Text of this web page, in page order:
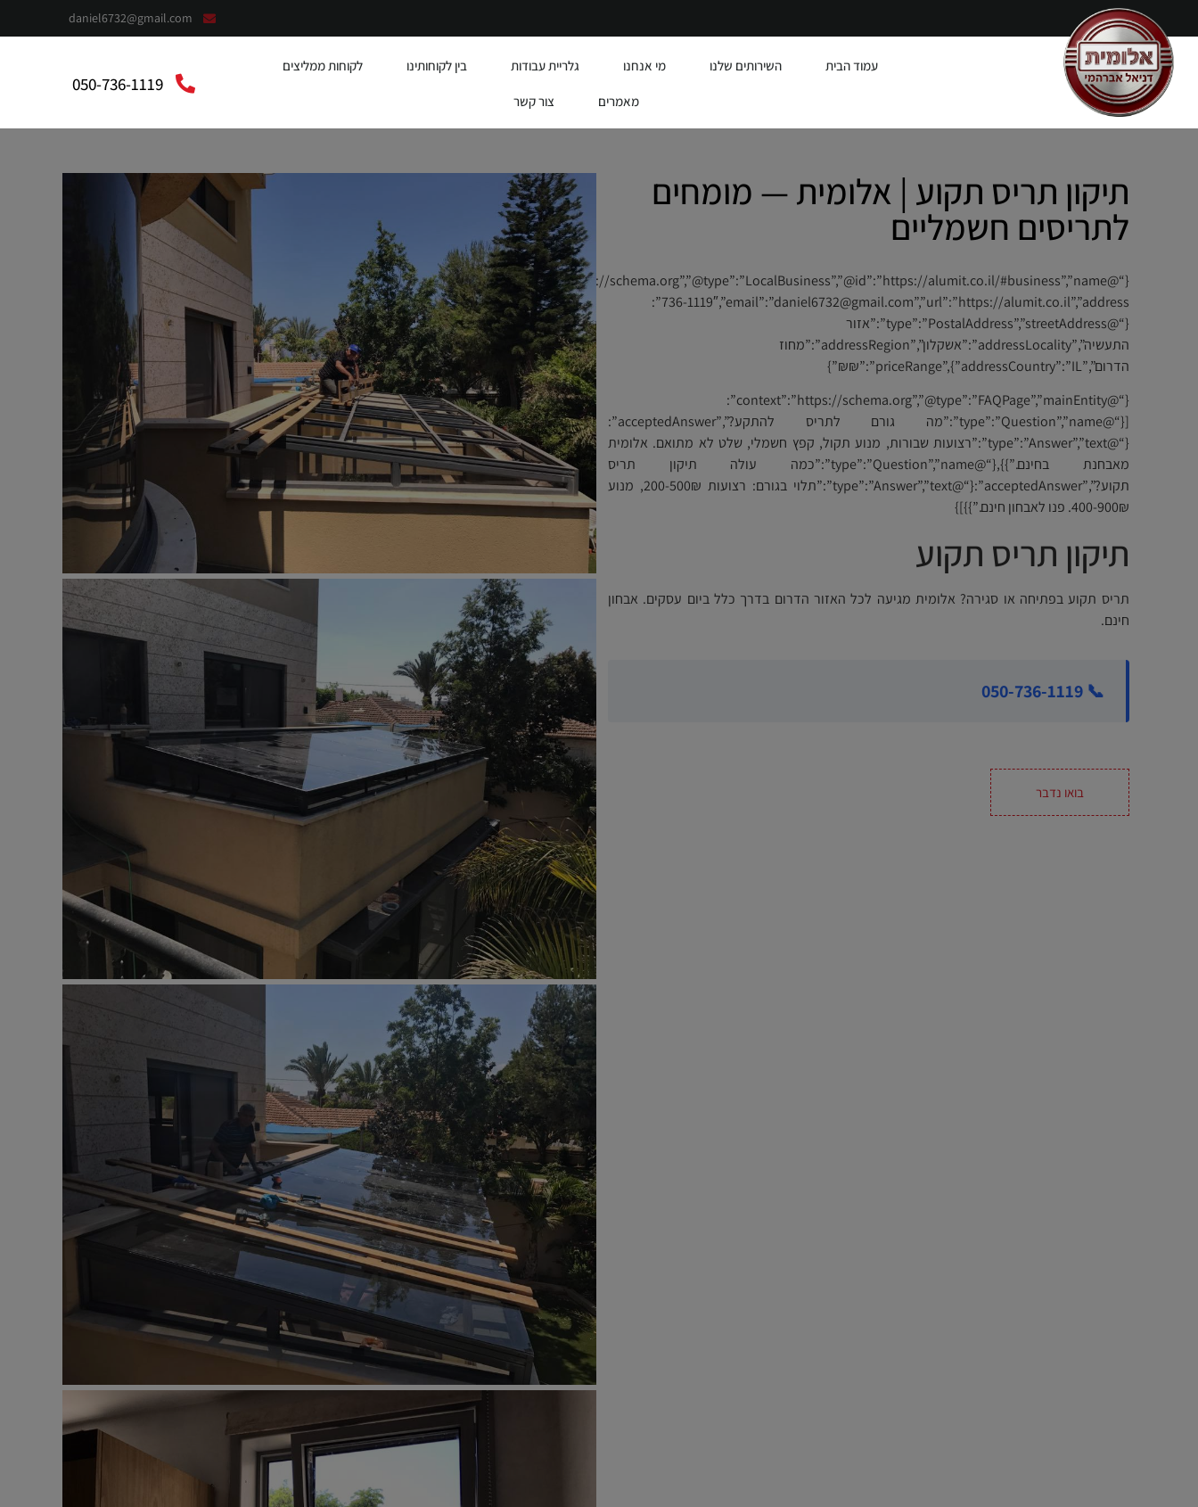
daniel6732@gmail.com
עמוד הבית השירותים שלנו מי אנחנו גלריית עבודות בין לקוחותינו לקוחות ממליצים
מאמרים צור קשר
050-736-1119
תיקון תריס תקוע | אלומית — מומחים
לתריסים חשמליים
{“@context”:”https://schema.org”,”@type”:”LocalBusiness”,”@id”:”https://alumit.co.il/#business”,”name”:”אלומית”,”telephone”:”050-
736-1119″,”email”:”daniel6732@gmail.com”,”url”:”https://alumit.co.il”,”address”:
{“@type”:”PostalAddress”,”streetAddress”:”אזור
התעשיה”,”addressLocality”:”אשקלון”,”addressRegion”:”מחוז
הדרום”,”addressCountry”:”IL”},”priceRange”:”₪₪”}
{“@context”:”https://schema.org”,”@type”:”FAQPage”,”mainEntity”:
[{“@type”:”Question”,”name”:”מה גורם לתריס להתקע?”,”acceptedAnswer”:
{“@type”:”Answer”,”text”:”רצועות שבורות, מנוע תקול, קפץ חשמלי, שלט לא מתואם. אלומית
מאבחנת בחינם.”}},{“@type”:”Question”,”name”:”כמה עולה תיקון תריס
תקוע?”,”acceptedAnswer”:{“@type”:”Answer”,”text”:”תלוי בגורם: רצועות 200-500₪, מנוע
400-900₪. פנו לאבחון חינם.”}}]}
תיקון תריס תקוע
תריס תקוע בפתיחה או סגירה? אלומית מגיעה לכל האזור הדרום בדרך כלל ביום עסקים. אבחון
חינם.
📞 050-736-1119
בואו נדבר